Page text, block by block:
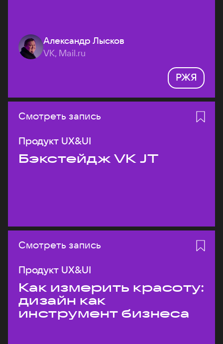
Александр Лысков
VK, Mail.ru
РЖЯ
Смотреть запись
Продукт UX&UI
Бэкстейдж VK JT
Смотреть запись
Продукт UX&UI
Как измерить красоту:
дизайн как
инструмент бизнеса